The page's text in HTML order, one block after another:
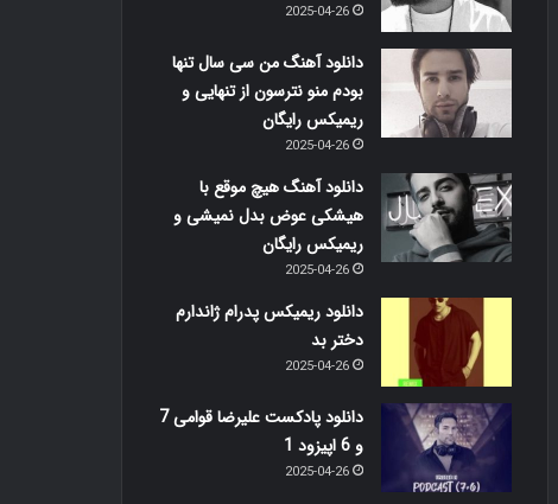
2025-04-26
دانلود آهنگ من سی سال تنها
بودم منو نترسون از تنهایی و
ریمیکس رایگان
2025-04-26
دانلود آهنگ هیچ موقع با
هیشکی عوض بدل نمیشی و
ریمیکس رایگان
2025-04-26
دانلود ریمیکس پدرام ژاندارم
دختر بد
2025-04-26
دانلود پادکست علیرضا قوامی 7
و 6 اپیزود 1
2025-04-26